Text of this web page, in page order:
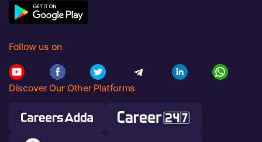
Follow us on
Discover Our Other Platforms